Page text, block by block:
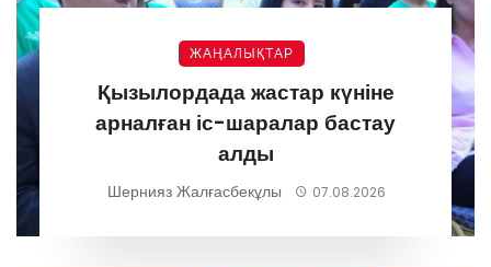
ЖАҢАЛЫҚТАР
Қызылордада жастар күніне
арналған іс-шаралар бастау
алды
Шернияз Жалғасбекұлы 07.08.2026